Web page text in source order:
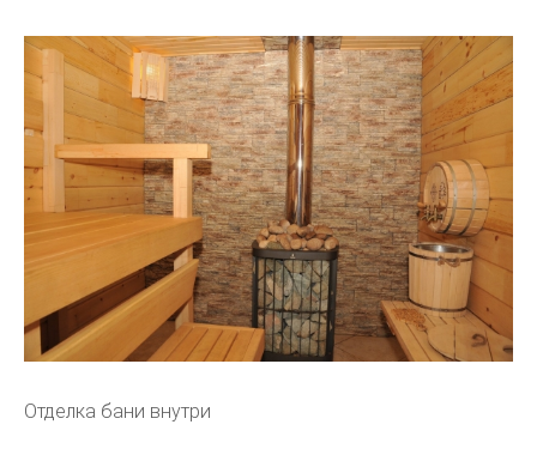
Отделка бани внутри